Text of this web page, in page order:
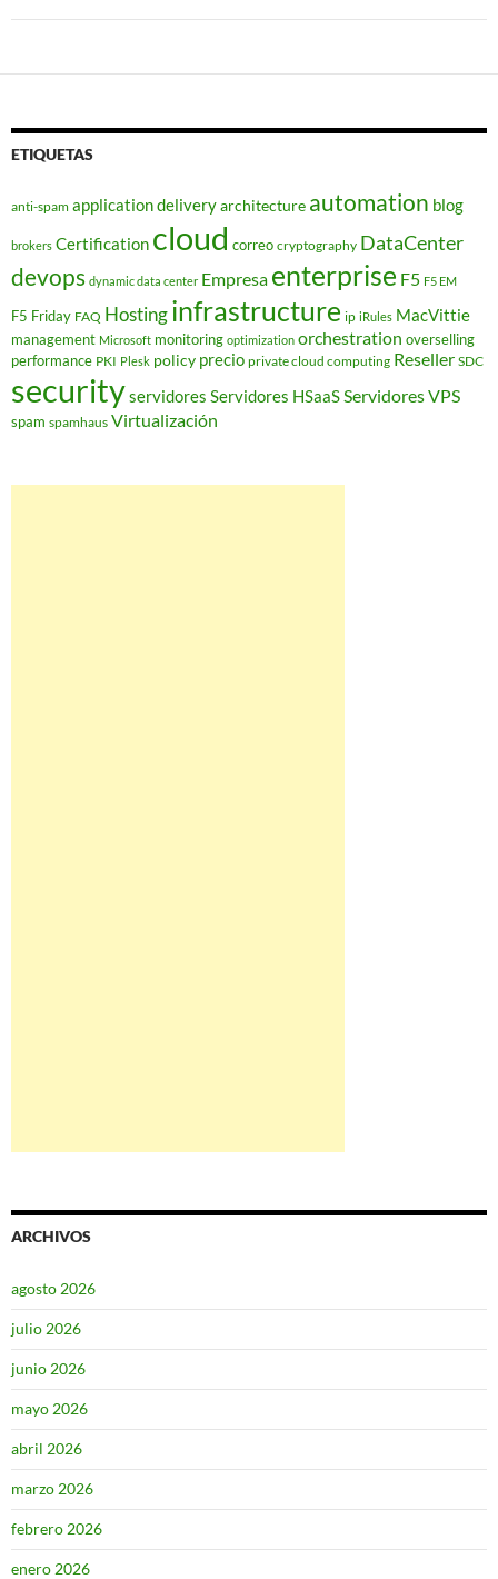
ETIQUETAS
anti-spam application deliveryarchitecture automation blog
brokers Certification cloud correo cryptography DataCenter
devops dynamic data center Empresa enterprise F5 F5 EM
F5 Friday FAQ Hostinginfrastructure ip iRules MacVittie
management Microsoft monitoring optimization orchestration overselling
performance PKI Plesk policy precio private cloud computing Reseller SDC
securityservidores Servidores HSaaSServidores VPS
spam spamhaus Virtualización
ARCHIVOS
agosto 2026
julio 2026
junio 2026
mayo 2026
abril 2026
marzo 2026
febrero 2026
enero 2026